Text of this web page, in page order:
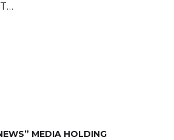
MEDIA HOLDING